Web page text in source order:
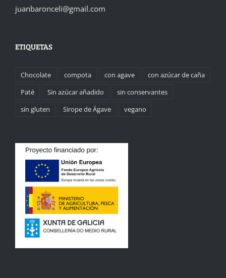
juanbaronceli@gmail.com
ETIQUETAS
Chocolate compota con agave
con azúcar de caña
Paté
Sin azúcar añadido
sin conservantes
sin gluten
Sirope de Ágave vegano